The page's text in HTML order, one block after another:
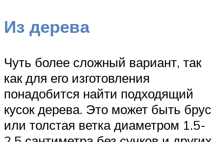
Из дерева
Чуть более сложный вариант, так
как для его изготовления
понадобится найти подходящий
кусок дерева. Это может быть брус
или толстая ветка диаметром 1.5-